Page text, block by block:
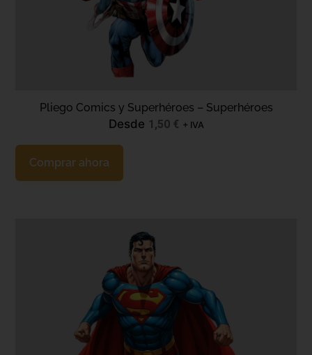
Pliego Comics y Superhéroes – Superhéroes
Desde 1,50 € + IVA
Comprar ahora